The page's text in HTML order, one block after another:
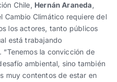
Chile, Hernán Araneda,
Cambio Climático requiere del
los actores, tanto públicos
está trabajando
la convicción de
ambiental, sino también
muy contentos de estar en